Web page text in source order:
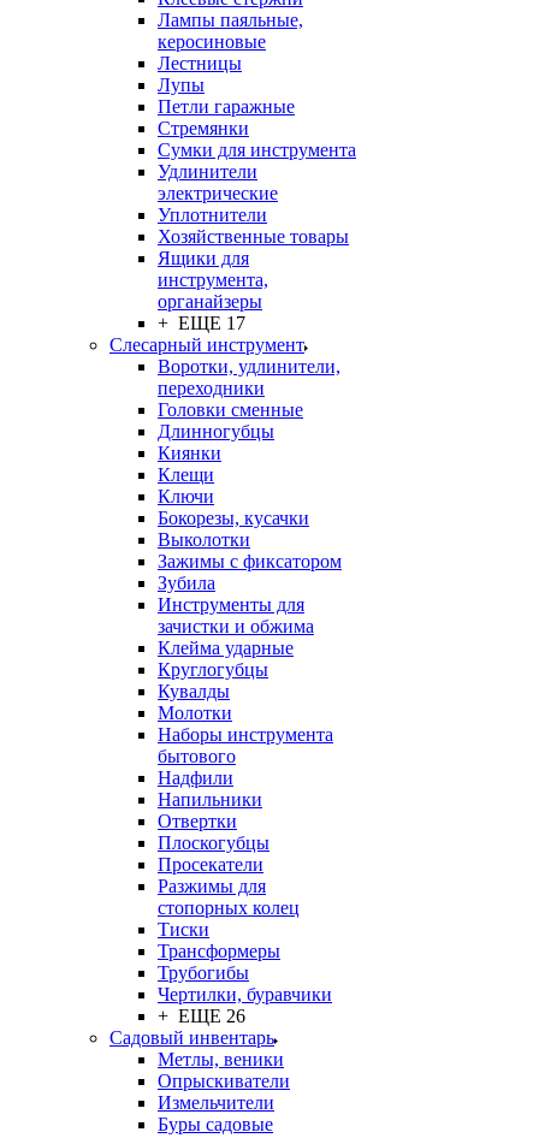
Лампы паяльные,
керосиновые
Лестницы
Лупы
Петли гаражные
Стремянки
Сумки для инструмента
Удлинители
электрические
Уплотнители
Хозяйственные товары
Ящики для
инструмента,
органайзеры
+ ЕЩЕ 17
Слесарный инструмент
Воротки, удлинители,
переходники
Головки сменные
Длинногубцы
Киянки
Клещи
Ключи
Бокорезы, кусачки
Выколотки
Зажимы с фиксатором
Зубила
Инструменты для
зачистки и обжима
Клейма ударные
Круглогубцы
Кувалды
Молотки
Наборы инструмента
бытового
Надфили
Напильники
Отвертки
Плоскогубцы
Просекатели
Разжимы для
стопорных колец
Тиски
Трансформеры
Трубогибы
Чертилки, буравчики
+ ЕЩЕ 26
Садовый инвентарь
Метлы, веники
Опрыскиватели
Измельчители
Буры садовые